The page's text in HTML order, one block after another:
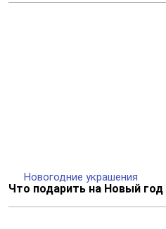
Новогодние украшения
Что подарить на Новый год